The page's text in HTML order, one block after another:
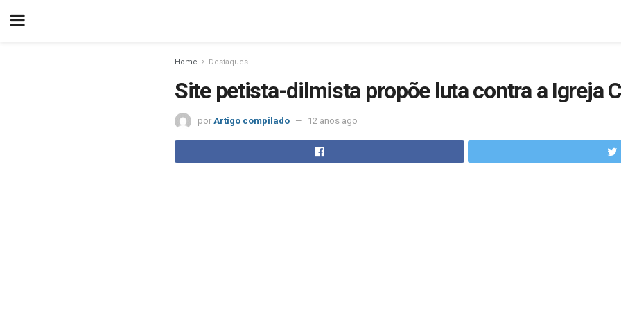
Home Destaques
Site petista-dilmista propõe luta contra a Igreja
por Artigo compilado 12 anos ago